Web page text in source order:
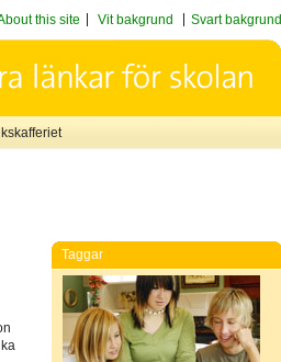
this site Vit bakgrund Svart bakgrund
Taggar